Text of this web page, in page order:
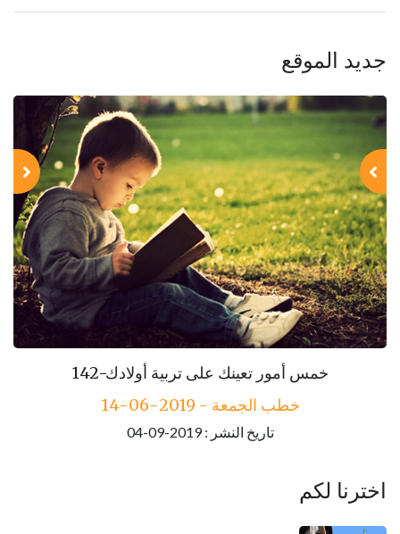
جديد الموقع
142-خمس أمور تعينك على تربية أولادك
خطب الجمعة - 2019-06-14
تاريخ النشر : 2019-09-04
143-مكارم الأخلاق
خطب الجمعة - 2019-06-21
تاريخ النشر : 2019-09-04
اخترنا لكم